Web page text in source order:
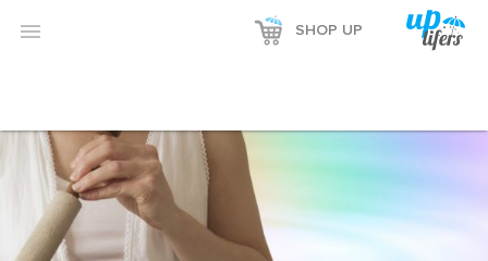
Reklamı Göster
Reklamı Gizle
 SHOP UP